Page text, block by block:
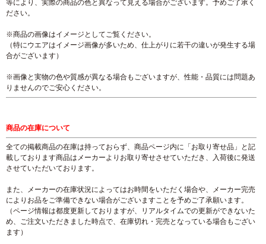
等により、実際の商品の色と異なって見える場合がございます。予めご了承く
ださい。
※商品の画像はイメージとしてご覧ください。
（特にウエアはイメージ画像が多いため、仕上がりに若干の違いが発生する場
合がございます）
※画像と実物の色や質感が異なる場合もございますが、性能・品質には問題あ
りませんのでご安心ください。
商品の在庫について
全ての掲載商品の在庫は持っておらず、商品ページ内に「お取り寄せ品」と記
載しております商品はメーカーよりお取り寄せさせていただき、入荷後に発送
させていただいております。
また、メーカーの在庫状況によってはお時間をいただく場合や、メーカー完売
によりお品をご準備できない場合がございますことを予めご了承願います。
（ページ情報は都度更新しておりますが、リアルタイムでの更新ができないた
め、ご注文いただきました時点で、在庫切れ・完売となっている場合もござい
ます）